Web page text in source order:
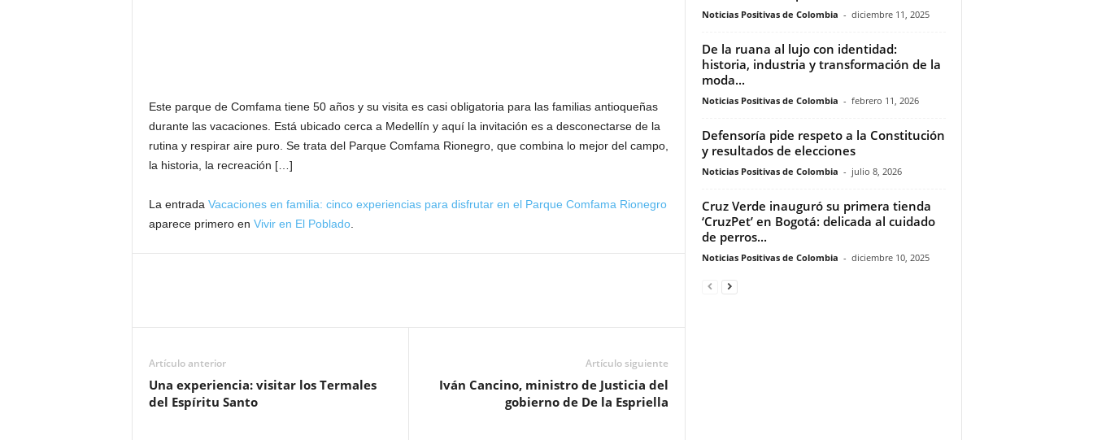
Este parque de Comfama tiene 50 años y su visita es casi obligatoria para las familias antioqueñas
durante las vacaciones. Está ubicado cerca a Medellín y aquí la invitación es a desconectarse de la
rutina y respirar aire puro. Se trata del Parque Comfama Rionegro, que combina lo mejor del campo,
la historia, la recreación […]
La entrada Vacaciones en familia: cinco experiencias para disfrutar en el Parque Comfama Rionegro
aparece primero en Vivir en El Poblado.
Artículo anterior
Una experiencia: visitar los Termales
del Espíritu Santo
Artículo siguiente
Iván Cancino, ministro de Justicia del
gobierno de De la Espriella
Noticias Positivas de Colombia - diciembre 11, 2025
De la ruana al lujo con identidad:
historia, industria y transformación de la
moda...
Noticias Positivas de Colombia - febrero 11, 2026
Defensoría pide respeto a la Constitución
y resultados de elecciones
Noticias Positivas de Colombia - julio 8, 2026
Cruz Verde inauguró su primera tienda
‘CruzPet’ en Bogotá: delicada al cuidado
de perros...
Noticias Positivas de Colombia - diciembre 10, 2025